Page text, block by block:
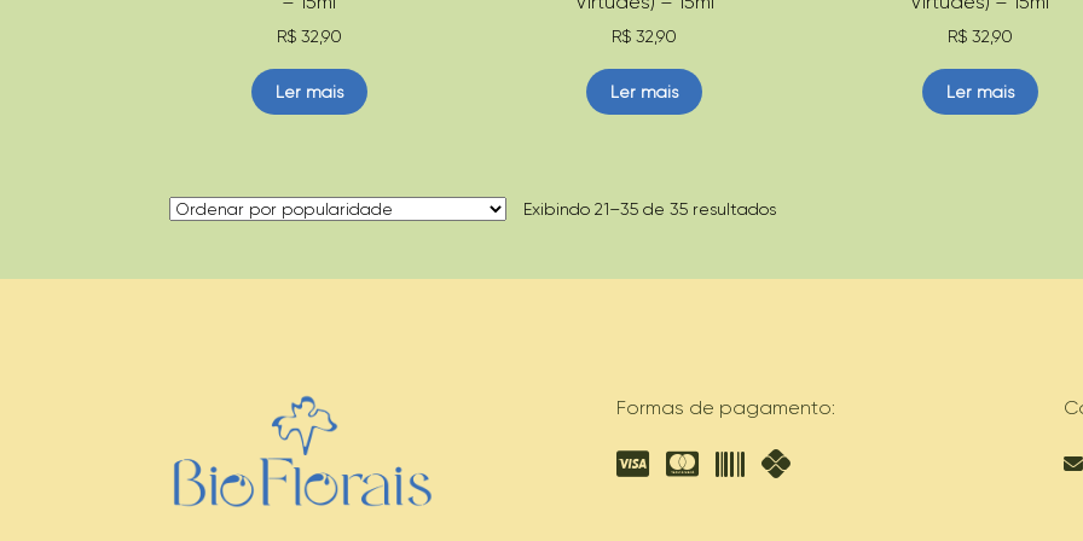
R$32,90
Ler mais
R$ 32,90
Ler mais
R$32,90
Ler mais
Exibindo 21–35 de 35 resultadosClassificado
Formas de pagamento: